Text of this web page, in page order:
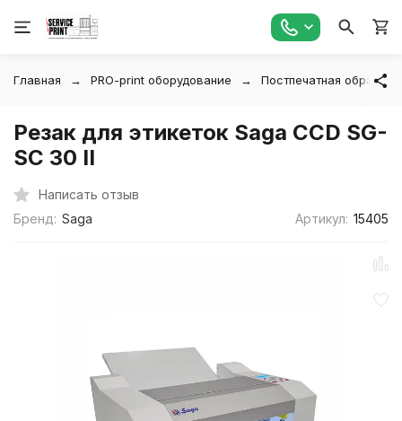
Главная PRO-print оборудование Постпечатная
Резак для этикеток Saga CCD SG-
SC 30 II
Написать отзыв
Бренд: Saga Артикул: 15405